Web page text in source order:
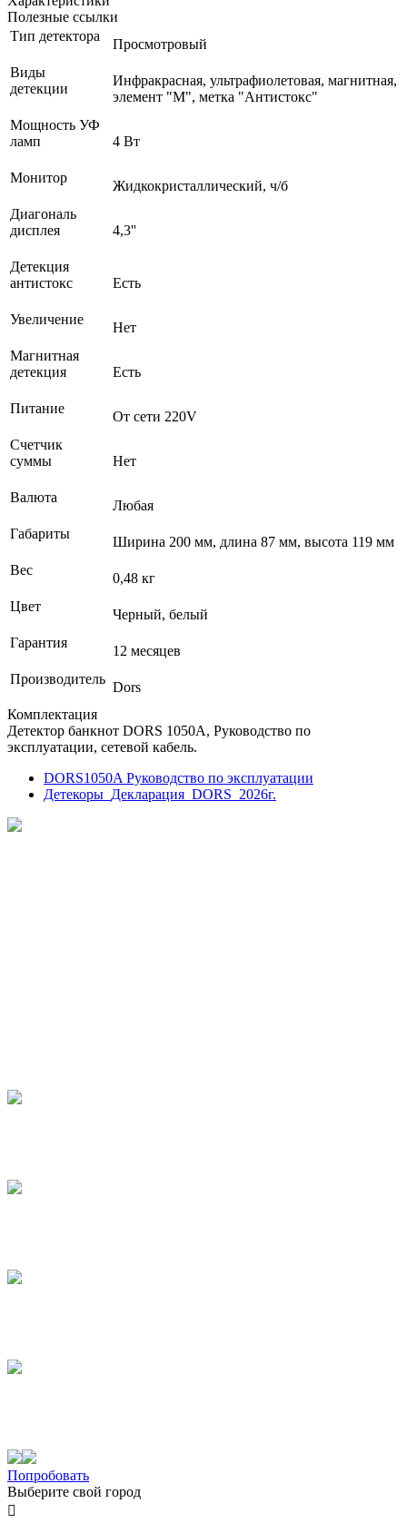
Полезные ссылки
Тип детектора
Просмотровый
Виды
детекции
Инфракрасная, ультрафиолетовая, магнитная,
элемент "М", метка "Антистокс"
Мощность УФ
ламп
4 Вт
Монитор
Жидкокристаллический, ч/б
Диагональ
дисплея
4,3''
Детекция
антистокс
Есть
Увеличение
Нет
Магнитная
детекция
Есть
Питание
От сети 220V
Счетчик
суммы
Нет
Валюта
Любая
Габариты
Ширина 200 мм, длина 87 мм, высота 119 мм
Вес
0,48 кг
Цвет
Черный, белый
Гарантия
12 месяцев
Производитель
Dors
Комплектация
Детектор банкнот DORS 1050A, Руководство по
эксплуатации, сетевой кабель.
DORS1050A Руководство по эксплуатации
Детекоры_Декларация_DORS_2026г.
Попробовать
Выберите свой город
